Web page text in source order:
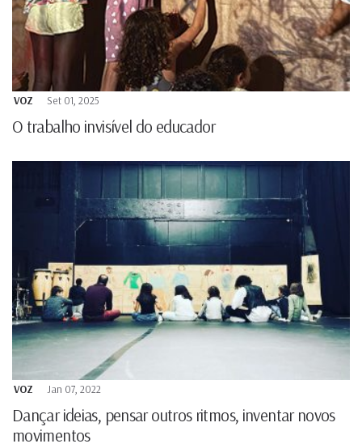
VOZ Set 01, 2025
O trabalho invisível do educador
VOZ Jan 07, 2022
Dançar ideias, pensar outros ritmos, inventar novos
movimentos